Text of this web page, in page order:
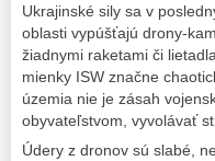
Ukrajinské sily sa v
oblasti vypúšťajú drony-
žiadnymi raketami či
mienky ISW značne
územia nie je zásah
obyvateľstvom, vyvolávať
Údery z dronov sú slabé,